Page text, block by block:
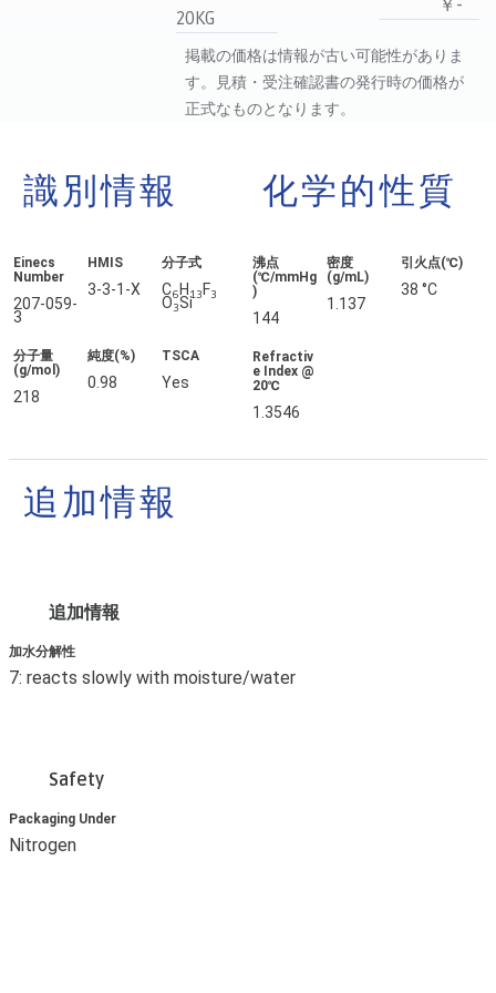
20KG
￥-
掲載の価格は情報が古い可能性がありま
す。見積・受注確認書の発行時の価格が
正式なものとなります。
識別情報
Einecs
Number
207-059-
3
HMIS
3-3-1-X
分子式
C6 H 13 F3
O3Si
分子量
(g/mol)
218
純度(%)
0.98
TSCA
Yes
化学的性質
沸点
(℃/mmHg
)
144
密度
(g/mL)
1.137
引火点(℃)
38 °C
Refractiv
e Index @
20℃
1.3546
追加情報
追加情報
加水分解性
7: reacts slowly with moisture/water
Safety
Packaging Under
Nitrogen